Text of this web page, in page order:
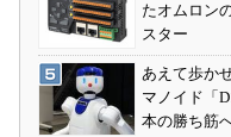
たオムロン
スター
あえて歩か
マノイド「
本の勝ち筋